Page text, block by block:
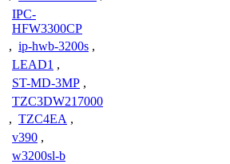
IPC-
HFW3300CP
, ip-hwb-3200s ,
LEAD1 ,
ST-MD-3MP ,
TZC3DW217000
, TZC4EA ,
v390 ,
w3200sl-b